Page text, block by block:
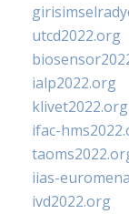
utcd2022.org
ialp2022.org
klivet2022.org
ifac-
iias-
ivd2022.org